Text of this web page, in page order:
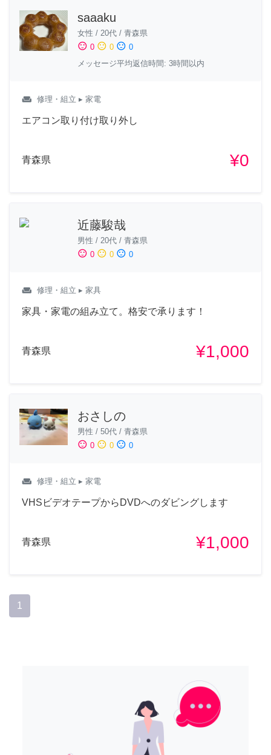
saaaku
女性 / 20代 / 青森県
sentiment_satisfied 0 sentiment_neutral 0 sentiment_dissatisfied 0
メッセージ平均返信時間: 3時間以内
weekend 修理・組立 ▸ 家電
エアコン取り付け取り外し
青森県 ¥0
近藤駿哉
男性 / 20代 / 青森県
sentiment_satisfied 0 sentiment_neutral 0 sentiment_dissatisfied 0
weekend 修理・組立 ▸ 家具
家具・家電の組み立て。格安で承ります！
青森県 ¥1,000
おさしの
男性 / 50代 / 青森県
sentiment_satisfied 0 sentiment_neutral 0 sentiment_dissatisfied 0
weekend 修理・組立 ▸ 家電
VHSビデオテープからDVDへのダビングします
青森県 ¥1,000
1